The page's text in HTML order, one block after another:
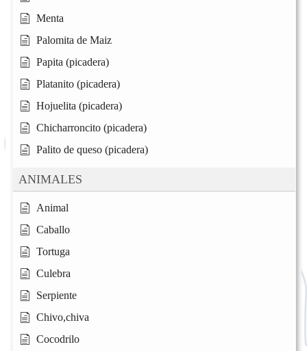
Menta
Palomita de Maiz
Papita (picadera)
Platanito (picadera)
Hojuelita (picadera)
Chicharroncito (picadera)
Palito de queso (picadera)
ANIMALES
Animal
Caballo
Tortuga
Culebra
Serpiente
Chivo,chiva
Cocodrilo